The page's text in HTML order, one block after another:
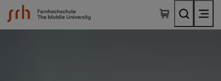
SRH Fernhochschule - The Mobile University